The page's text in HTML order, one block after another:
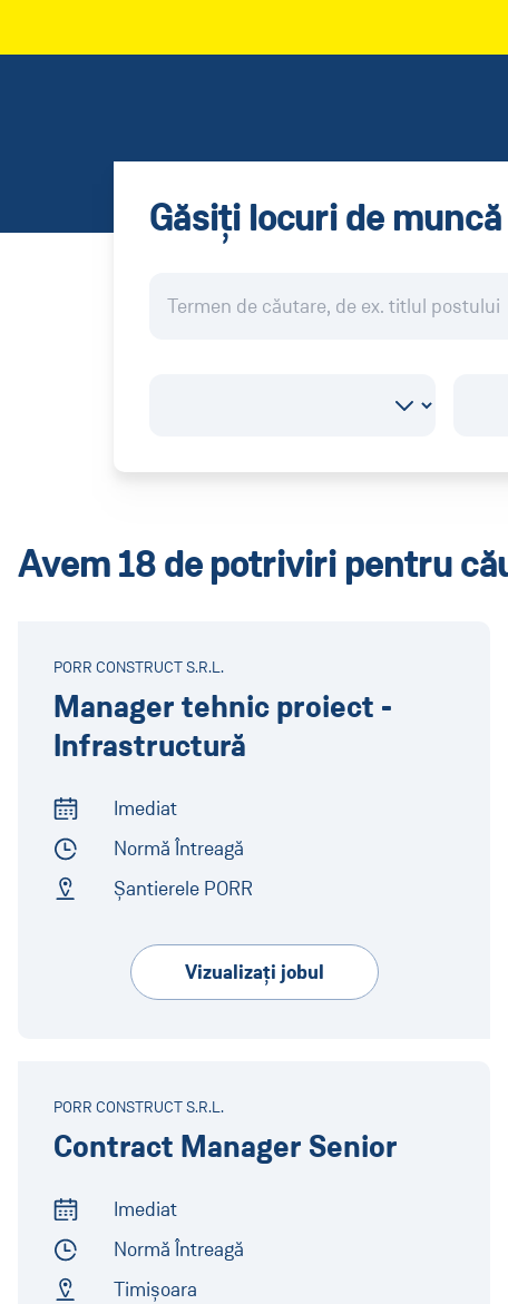
Găsiți locuri de
Avem 18 de potriviri pentru
PORR CONSTRUCT S.R.L.
Manager tehnic proiect -
Infrastructură
Start of Work
Imediat
Employment Type
Normă Întreagă
Șantierele PORR
Vizualizaţi jobul
PORR CONSTRUCT S.R.L.
Contract Manager Senior
Start of Work
Imediat
Employment Type
Normă Întreagă
Timișoara